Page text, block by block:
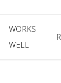
WORKS
WELL